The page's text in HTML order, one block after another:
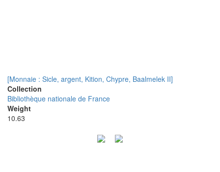
[Monnaie : Sicle, argent, Kition, Chypre, Baalmelek II]
Collection
Bibliothèque nationale de France
Weight
10.63